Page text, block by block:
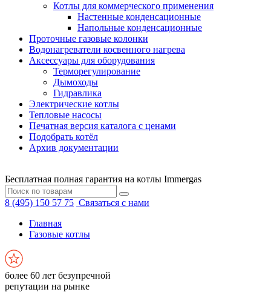
Котлы для коммерческого применения
Настенные конденсационные
Напольные конденсационные
Проточные газовые колонки
Водонагреватели косвенного нагрева
Аксессуары для оборудования
Терморегулирование
Дымоходы
Гидравлика
Электрические котлы
Тепловые насосы
Печатная версия каталога с ценами
Подобрать котёл
Архив документации
Бесплатная полная гарантия на котлы Immergas
8 (495) 150 57 75 Связаться с нами
Главная
Газовые котлы
более 60 лет безупречной
репутации на рынке